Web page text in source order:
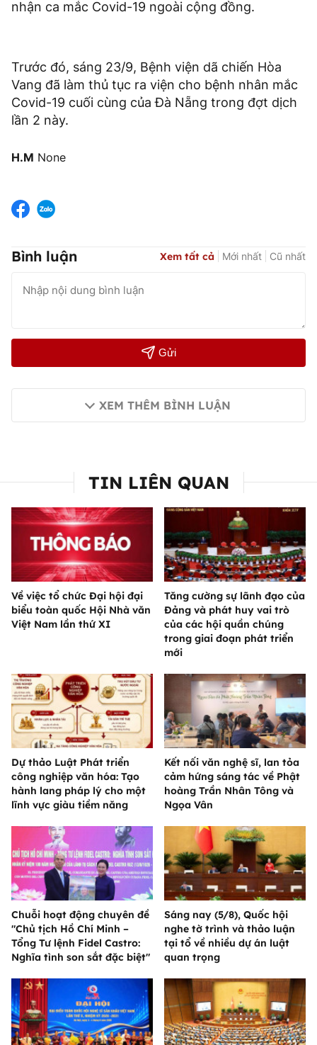
nhận ca mắc Covid-19 ngoài cộng đồng.
Trước đó, sáng 23/9, Bệnh viện dã chiến Hòa
Vang đã làm thủ tục ra viện cho bệnh nhân mắc
Covid-19 cuối cùng của Đà Nẵng trong đợt dịch
lần 2 này.
H.M None
Bình luận Xem tất cả Mới nhất Cũ nhất
Gửi
XEM THÊM BÌNH LUẬN
TIN LIÊN QUAN
Về việc tổ chức Đại hội đại
biểu toàn quốc Hội Nhà văn
Việt Nam lần thứ XI
Tăng cường sự lãnh đạo của
Đảng và phát huy vai trò
của các hội quần chúng
trong giai đoạn phát triển
mới
Dự thảo Luật Phát triển
công nghiệp văn hóa: Tạo
hành lang pháp lý cho một
lĩnh vực giàu tiềm năng
Kết nối văn nghệ sĩ, lan tỏa
cảm hứng sáng tác về Phật
hoàng Trần Nhân Tông và
Ngọa Vân
Chuỗi hoạt động chuyên đề
"Chủ tịch Hồ Chí Minh –
Tổng Tư lệnh Fidel Castro:
Nghĩa tình son sắt đặc biệt"
Sáng nay (5/8), Quốc hội
nghe tờ trình và thảo luận
tại tổ về nhiều dự án luật
quan trọng